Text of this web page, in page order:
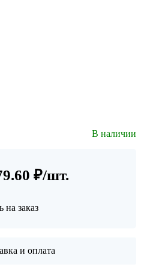
В наличии
₽/шт.
на заказ
и оплата